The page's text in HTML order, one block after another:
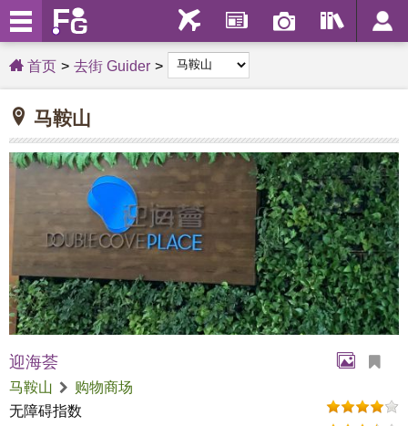
首页 去街 Guider
马鞍山
迎海荟
马鞍山
购物商场
无障碍指数